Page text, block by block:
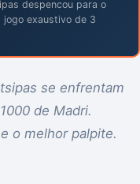
despencou para o
jogo exaustivo de 3
se enfrentam
de Madri.
o melhor palpite.